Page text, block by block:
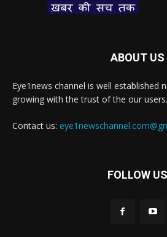
ABOUT US
Eye1news channel is well established
growing with the trust of the our users.
Contact us:
FOLLOW US